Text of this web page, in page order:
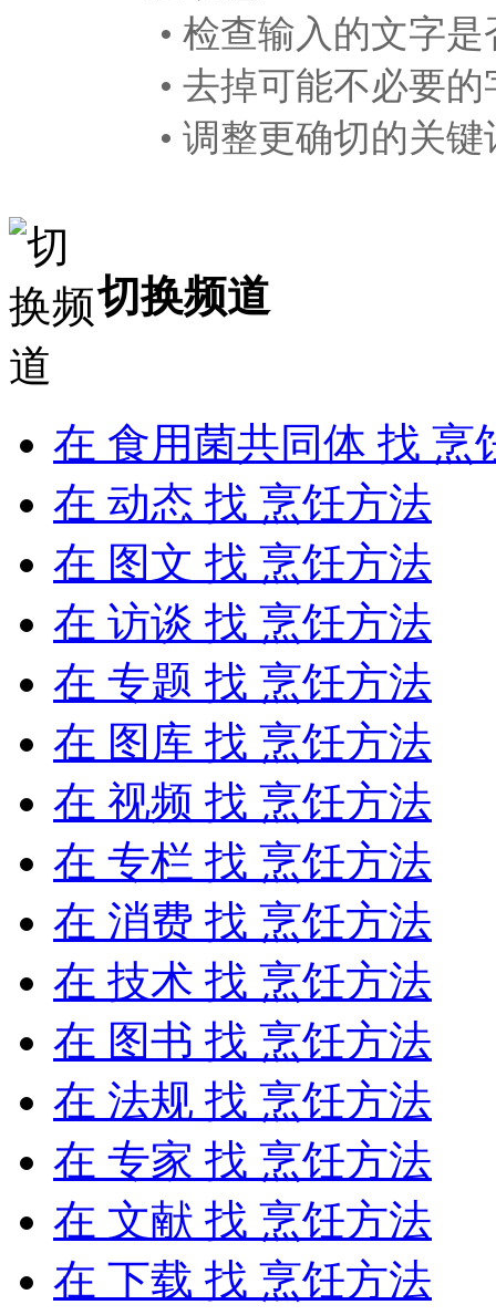
• 检查输入的文字是
• 去掉可能不必要
• 调整更确切的关
切换频道
在 食用菌共同体 找 烹
在 动态 找 烹饪方法
在 图文 找 烹饪方法
在 访谈 找 烹饪方法
在 专题 找 烹饪方法
在 图库 找 烹饪方法
在 视频 找 烹饪方法
在 专栏 找 烹饪方法
在 消费 找 烹饪方法
在 技术 找 烹饪方法
在 图书 找 烹饪方法
在 法规 找 烹饪方法
在 专家 找 烹饪方法
在 文献 找 烹饪方法
在 下载 找 烹饪方法